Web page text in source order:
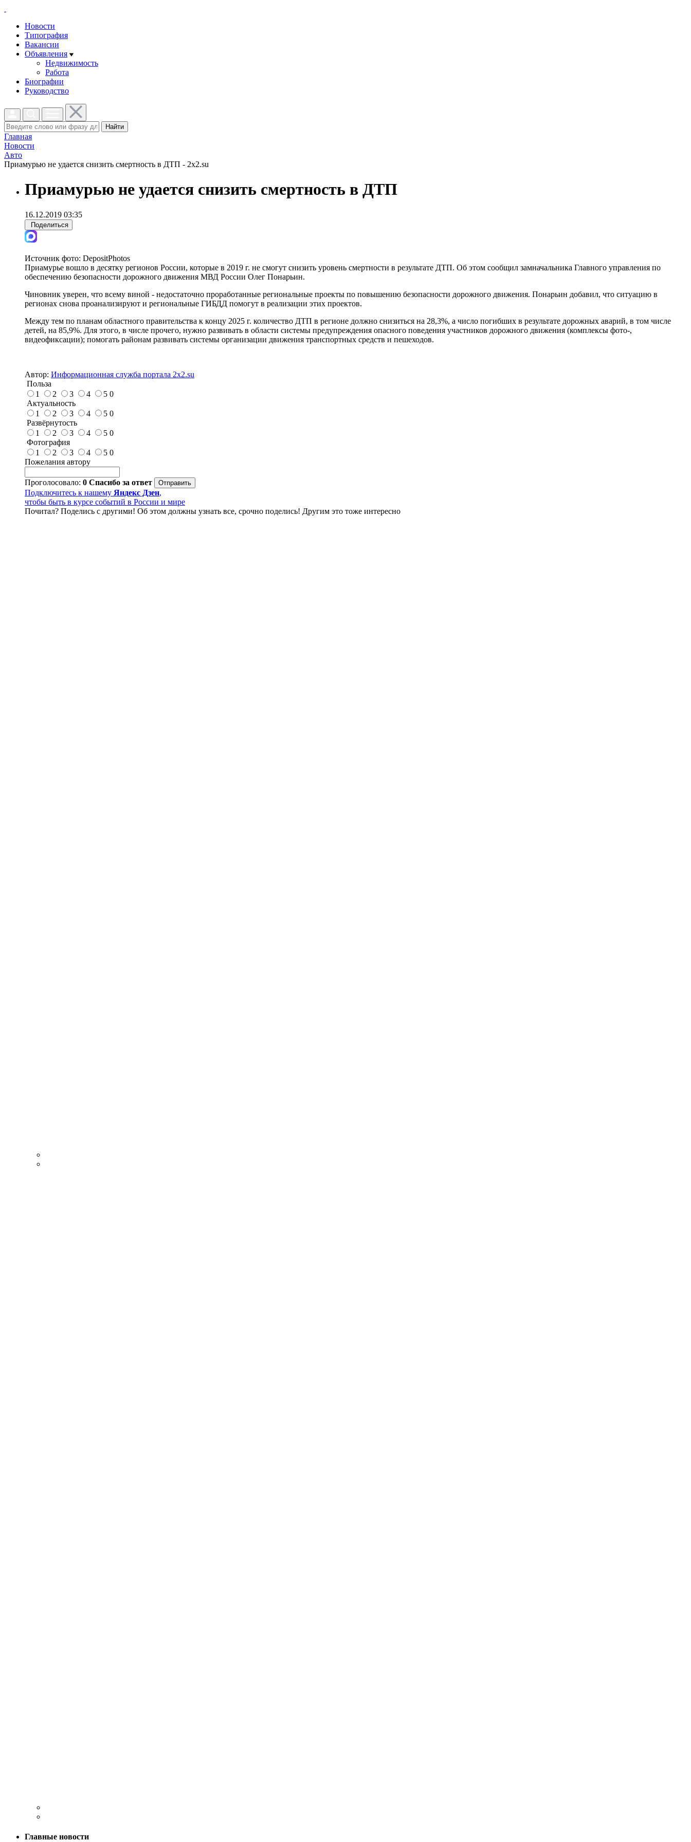
Новости
Типография
Вакансии
Объявления
Недвижимость
Работа
Биографии
Руководство
Найти
Главная
Новости
Авто
Приамурью не удается снизить смертность в ДТП - 2x2.su
Приамурью не удается снизить смертность в ДТП
16.12.2019 03:35
Поделиться
Источник фото: DepositPhotos
Приамурье вошло в десятку регионов России, которые в 2019 г. не смогут снизить уровень смертности в результате ДТП. Об этом сообщил замначальника Главного управления по
обеспечению безопасности дорожного движения МВД России Олег Понарьин.
Чиновник уверен, что всему виной - недостаточно проработанные региональные проекты по повышению безопасности дорожного движения. Понарьин добавил, что ситуацию в
регионах снова проанализируют и региональные ГИБДД помогут в реализации этих проектов.
Между тем по планам областного правительства к концу 2025 г. количество ДТП в регионе должно снизиться на 28,3%, а число погибших в результате дорожных аварий, в том числе
детей, на 85,9%. Для этого, в числе прочего, нужно развивать в области системы предупреждения опасного поведения участников дорожного движения (комплексы фото-,
видеофиксации); помогать районам развивать системы организации движения транспортных средств и пешеходов.
Автор: Информационная служба портала 2x2.su
Польза
1
2 3 4 5 0
Актуальность
1
2 3 4 5 0
Развёрнутость
1
2 3 4 5 0
Фотография
1
2 3 4 5 0
Пожелания автору
Проголосовало: 0 Спасибо за ответ
Подключитесь к нашему Яндекс Дзен,
чтобы быть в курсе событий в России и мире
Почитал? Поделись с другими! Об этом должны узнать все, срочно поделись! Другим это тоже интересно
Главные новости